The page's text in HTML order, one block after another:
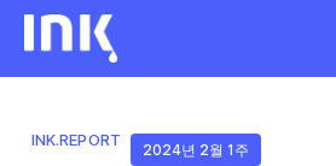
INK.REPORT
2024년 2월 1주